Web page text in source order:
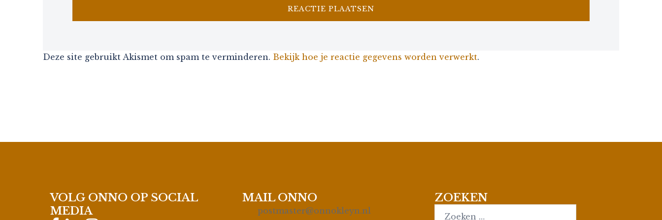
Deze site gebruikt Akismet om spam te verminderen. Bekijk hoe je reactie gegevens worden verwerkt.
VOLG ONNO OP SOCIAL
MEDIA
MAIL ONNO
postmaster@onnokleyn.nl
ZOEKEN